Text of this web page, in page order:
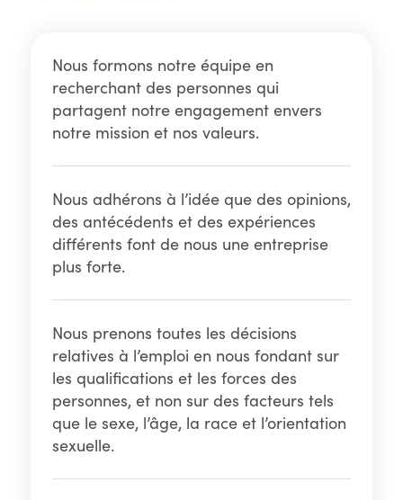
Nous formons notre équipe en
recherchant des personnes qui
partagent notre engagement envers
notre mission et nos valeurs.
Nous adhérons à l’idée que des opinions,
des antécédents et des expériences
différents font de nous une entreprise
plus forte.
Nous prenons toutes les décisions
relatives à l’emploi en nous fondant sur
les qualifications et les forces des
personnes, et non sur des facteurs tels
que le sexe, l’âge, la race et l’orientation
sexuelle.